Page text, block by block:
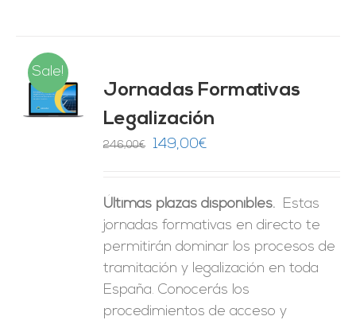
Sale!
Jornadas Formativas
Legalización
246,00€
El
era:
246,00€.
149,00€
es:
149,00€.
Últimas plazas disponibles. Estas
jornadas formativas en directo te
permitirán dominar los procesos de
tramitación y legalización en toda
España. Conocerás los
procedimientos de acceso y